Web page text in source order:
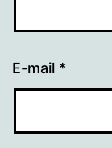
E-mail *